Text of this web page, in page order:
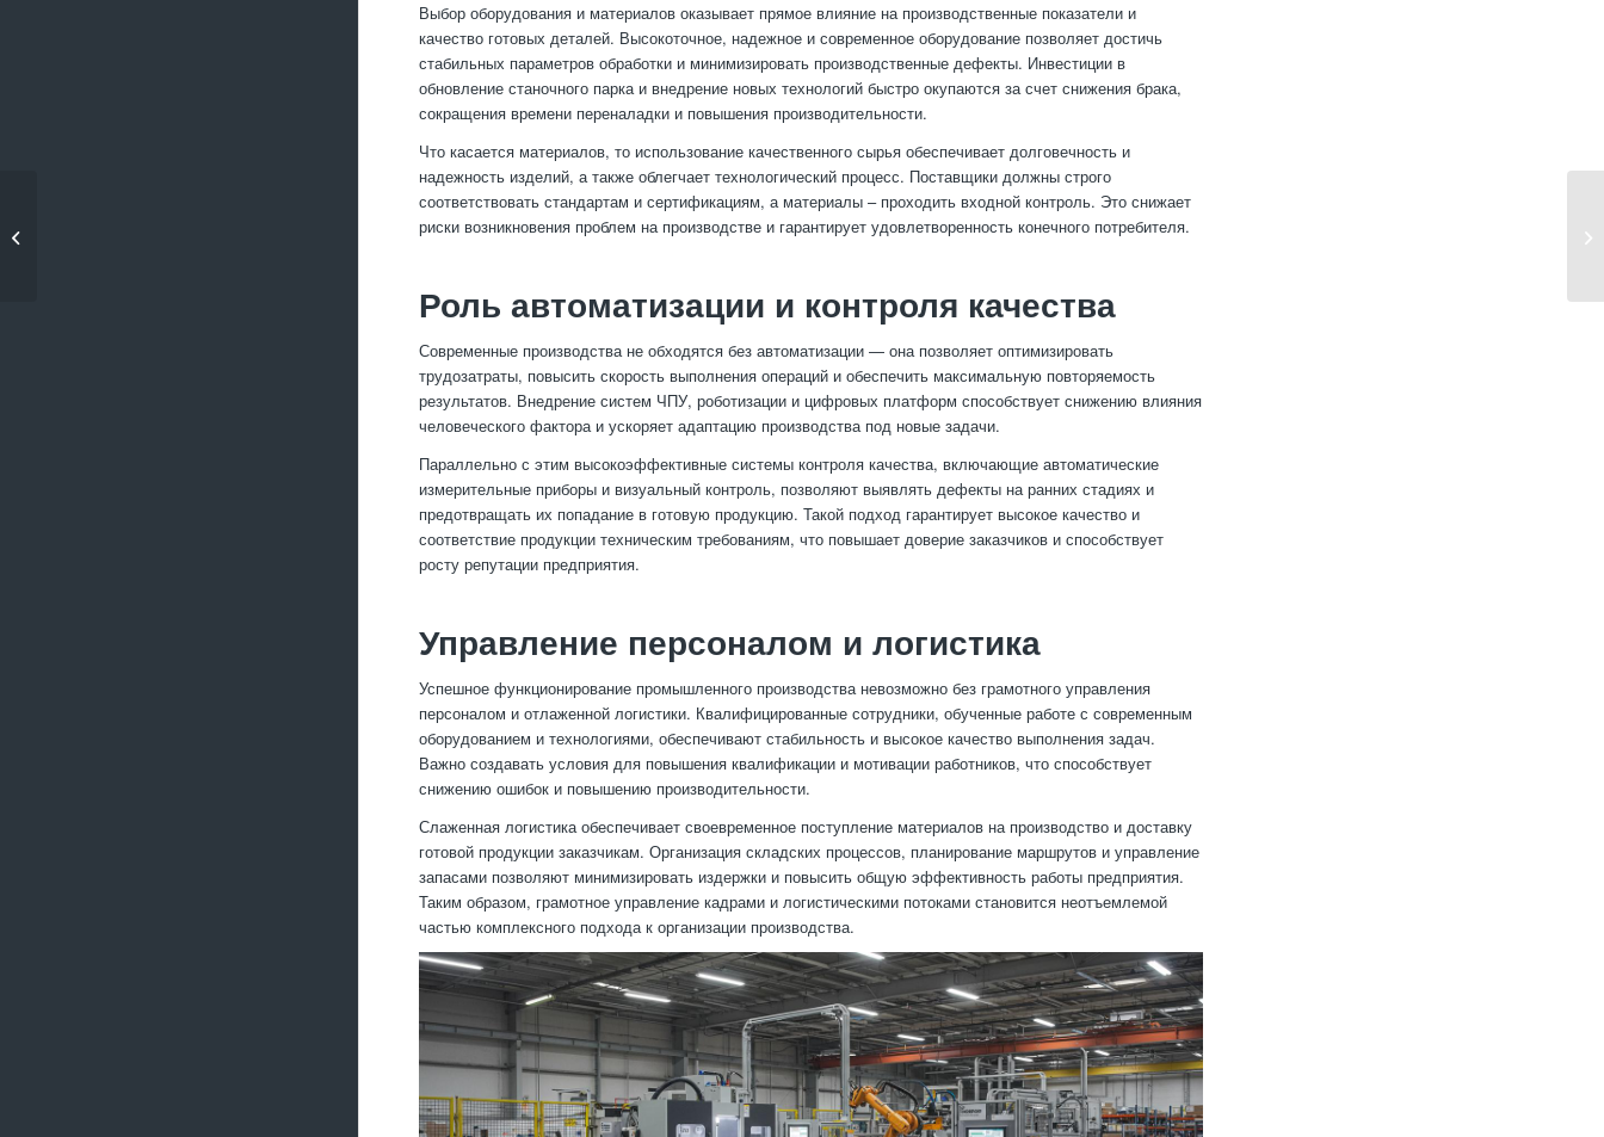
Выбор оборудования и материалов оказывает прямое влияние на производственные показатели и
качество готовых деталей. Высокоточное, надежное и современное оборудование позволяет достичь
стабильных параметров обработки и минимизировать производственные дефекты. Инвестиции в
обновление станочного парка и внедрение новых технологий быстро окупаются за счет снижения брака,
сокращения времени переналадки и повышения производительности.
Что касается материалов, то использование качественного сырья обеспечивает долговечность и
надежность изделий, а также облегчает технологический процесс. Поставщики должны строго
соответствовать стандартам и сертификациям, а материалы – проходить входной контроль. Это снижает
риски возникновения проблем на производстве и гарантирует удовлетворенность конечного потребителя.
Роль автоматизации и контроля качества
Современные производства не обходятся без автоматизации — она позволяет оптимизировать
трудозатраты, повысить скорость выполнения операций и обеспечить максимальную повторяемость
результатов. Внедрение систем ЧПУ, роботизации и цифровых платформ способствует снижению влияния
человеческого фактора и ускоряет адаптацию производства под новые задачи.
Параллельно с этим высокоэффективные системы контроля качества, включающие автоматические
измерительные приборы и визуальный контроль, позволяют выявлять дефекты на ранних стадиях и
предотвращать их попадание в готовую продукцию. Такой подход гарантирует высокое качество и
соответствие продукции техническим требованиям, что повышает доверие заказчиков и способствует
росту репутации предприятия.
Управление персоналом и логистика
Успешное функционирование промышленного производства невозможно без грамотного управления
персоналом и отлаженной логистики. Квалифицированные сотрудники, обученные работе с современным
оборудованием и технологиями, обеспечивают стабильность и высокое качество выполнения задач.
Важно создавать условия для повышения квалификации и мотивации работников, что способствует
снижению ошибок и повышению производительности.
Слаженная логистика обеспечивает своевременное поступление материалов на производство и доставку
готовой продукции заказчикам. Организация складских процессов, планирование маршрутов и управление
запасами позволяют минимизировать издержки и повысить общую эффективность работы предприятия.
Таким образом, грамотное управление кадрами и логистическими потоками становится неотъемлемой
частью комплексного подхода к организации производства.